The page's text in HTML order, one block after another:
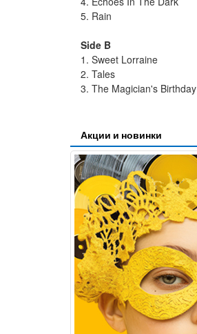
5. Rain
Side B
1. Sweet Lorraine
2. Tales
3. The Magician's Birthday
Акции и новинки